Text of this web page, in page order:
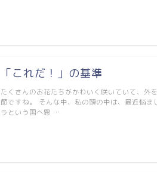
「これだ！」の基準
たくさんのお花たちがかわいく咲いていて、外
節ですね。 そんな中、私の頭の中は、最近悩ま
ラという国へ恩 …